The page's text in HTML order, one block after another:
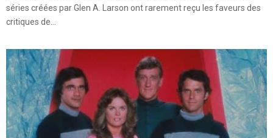
séries créées par Glen A. Larson ont rarement reçu les faveurs des
critiques de...